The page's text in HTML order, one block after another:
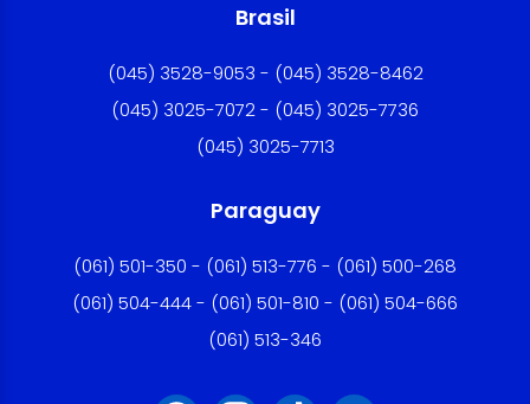
Brasil
(045) 3528-9053 - (045) 3528-8462
(045) 3025-7072 - (045) 3025-7736
(045) 3025-7713
Paraguay
(061) 501-350 - (061) 513-776 - (061) 500-268
(061) 504-444 - (061) 501-810 - (061) 504-666
(061) 513-346